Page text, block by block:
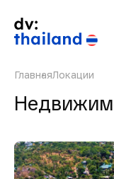
ГлавнаяЛокации